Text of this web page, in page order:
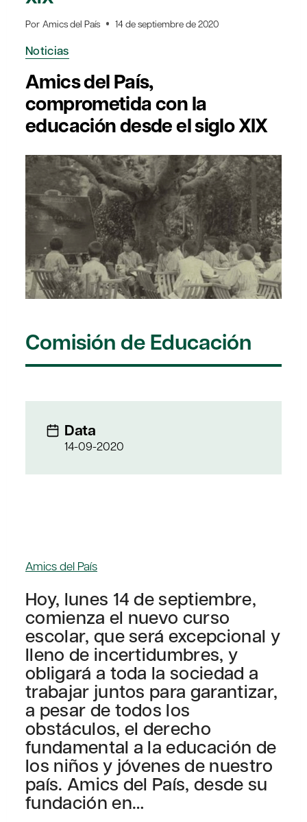
Por Amics del País 14 de septiembre de 2020
Noticias
Amics del País,
comprometida con la
educación desde el siglo XIX
Comisión de Educación
Data
14-09-2020
Amics del País
Hoy, lunes 14 de septiembre,
comienza el nuevo curso
escolar, que será excepcional y
lleno de incertidumbres, y
obligará a toda la sociedad a
trabajar juntos para garantizar,
a pesar de todos los
obstáculos, el derecho
fundamental a la educación de
los niños y jóvenes de nuestro
país. Amics del País, desde su
fundación en…